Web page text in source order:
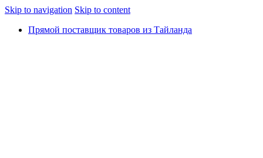
Skip to navigation Skip to content
Прямой поставщик товаров из Тайланда